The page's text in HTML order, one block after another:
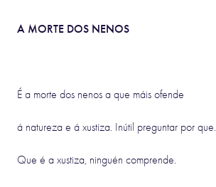
A MORTE DOS NENOS
É a morte dos nenos a que máis ofende
á natureza e á xustiza. Inútil preguntar por que.
Que é a xustiza, ninguén comprende.